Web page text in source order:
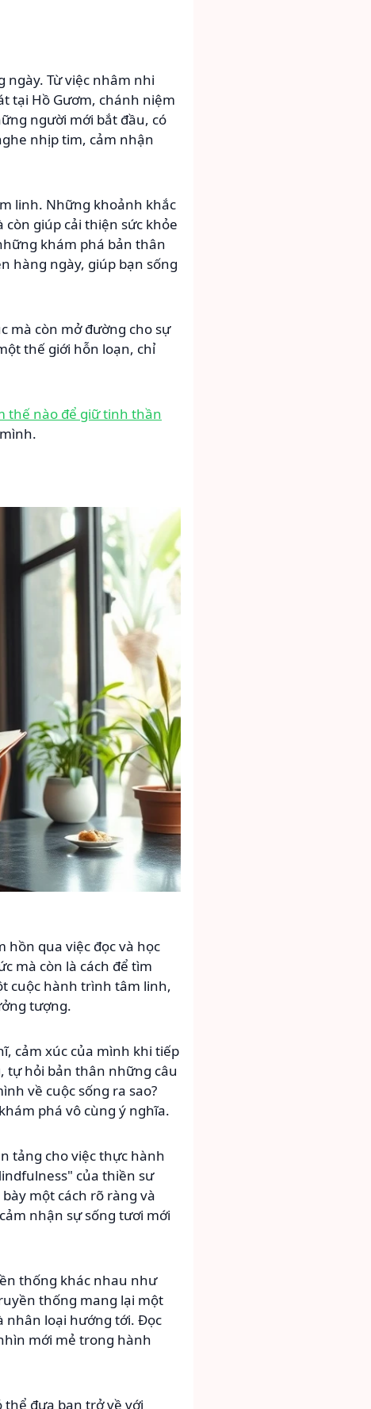
Từ việc nhâm nhi
tại Hồ Gươm, chánh niệm
người mới bắt đầu, có
nhịp tim, cảm nhận
linh. Những khoảnh khắc
giúp cải thiện sức khỏe
khám phá bản thân
hàng ngày, giúp bạn sống
mà còn mở đường cho sự
thế giới hỗn loạn, chỉ
thế nào để giữ tinh thần
hồn qua việc đọc và học
mà còn là cách để tìm
cuộc hành trình tâm linh,
tượng.
cảm xúc của mình khi tiếp
tự hỏi bản thân những câu
về cuộc sống ra sao?
phá vô cùng ý nghĩa.
tảng cho việc thực hành
của thiền sư
một cách rõ ràng và
nhận sự sống tươi mới
thống khác nhau như
thống mang lại một
nhân loại hướng tới. Đọc
mới mẻ trong hành
thể đưa bạn trở về với